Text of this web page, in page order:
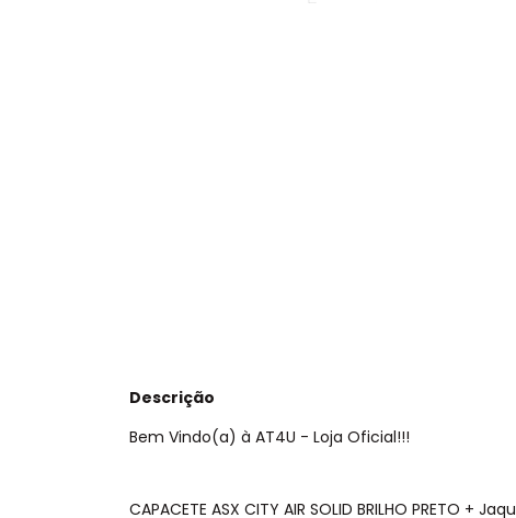
Descrição
Bem Vindo(a) à AT4U - Loja Oficial!!!
CAPACETE ASX CITY AIR SOLID BRILHO PRETO +